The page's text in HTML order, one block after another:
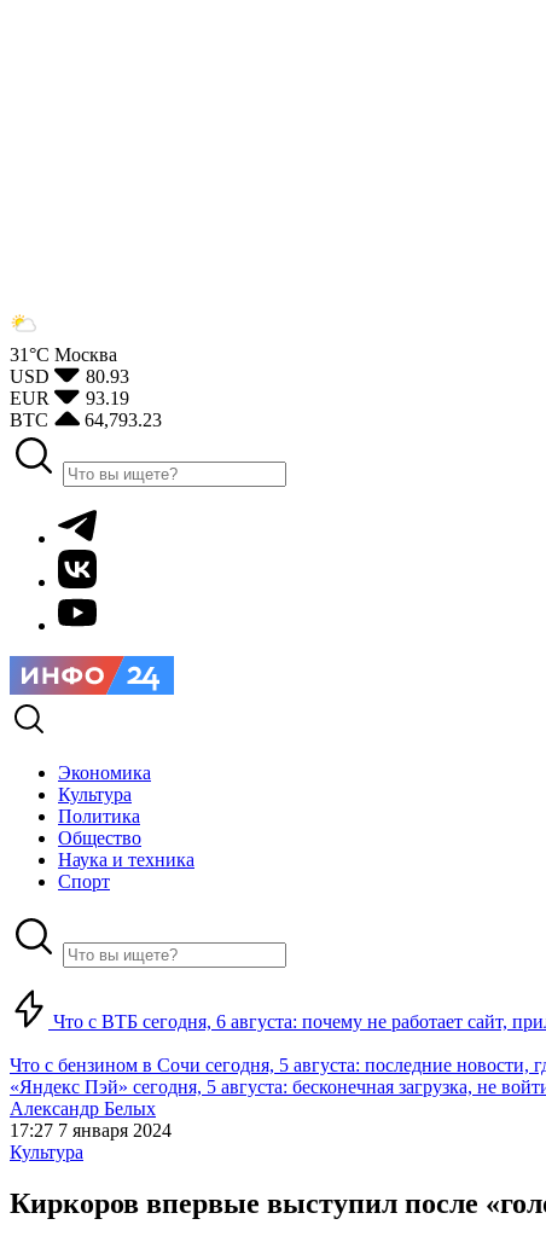
31°С Москва
USD
80.93
EUR
93.19
BTC
64,793.23
Экономика
Культура
Политика
Общество
Наука и техника
Спорт
Что с ВТБ сегодня, 6 августа: почему не работает сайт,
Что с бензином в Сочи сегодня, 5 августа: последние новости,
«Яндекс Пэй» сегодня, 5 августа: бесконечная загрузка, не
Александр Белых
17:27 7 января 2024
Культура
Киркоров впервые выступил после